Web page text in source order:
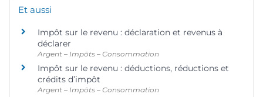
Et aussi
Impôt sur le revenu : déclaration et revenus à
déclarer
Argent – Impôts – Consommation
Impôt sur le revenu : déductions, réductions et
crédits d’impôt
Argent – Impôts – Consommation